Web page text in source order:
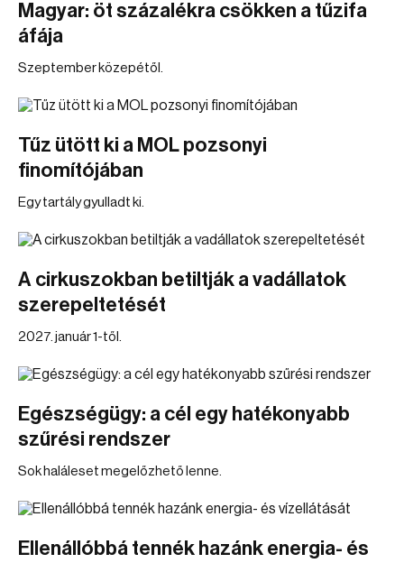
Magyar: öt százalékra csökken a tűzifa
áfája
Szeptember közepétől.
Tűz ütött ki a MOL pozsonyi
finomítójában
Egy tartály gyulladt ki.
A cirkuszokban betiltják a vadállatok
szerepeltetését
2027. január 1-től.
Egészségügy: a cél egy hatékonyabb
szűrési rendszer
Sok haláleset megelőzhető lenne.
Ellenállóbbá tennék hazánk energia- és